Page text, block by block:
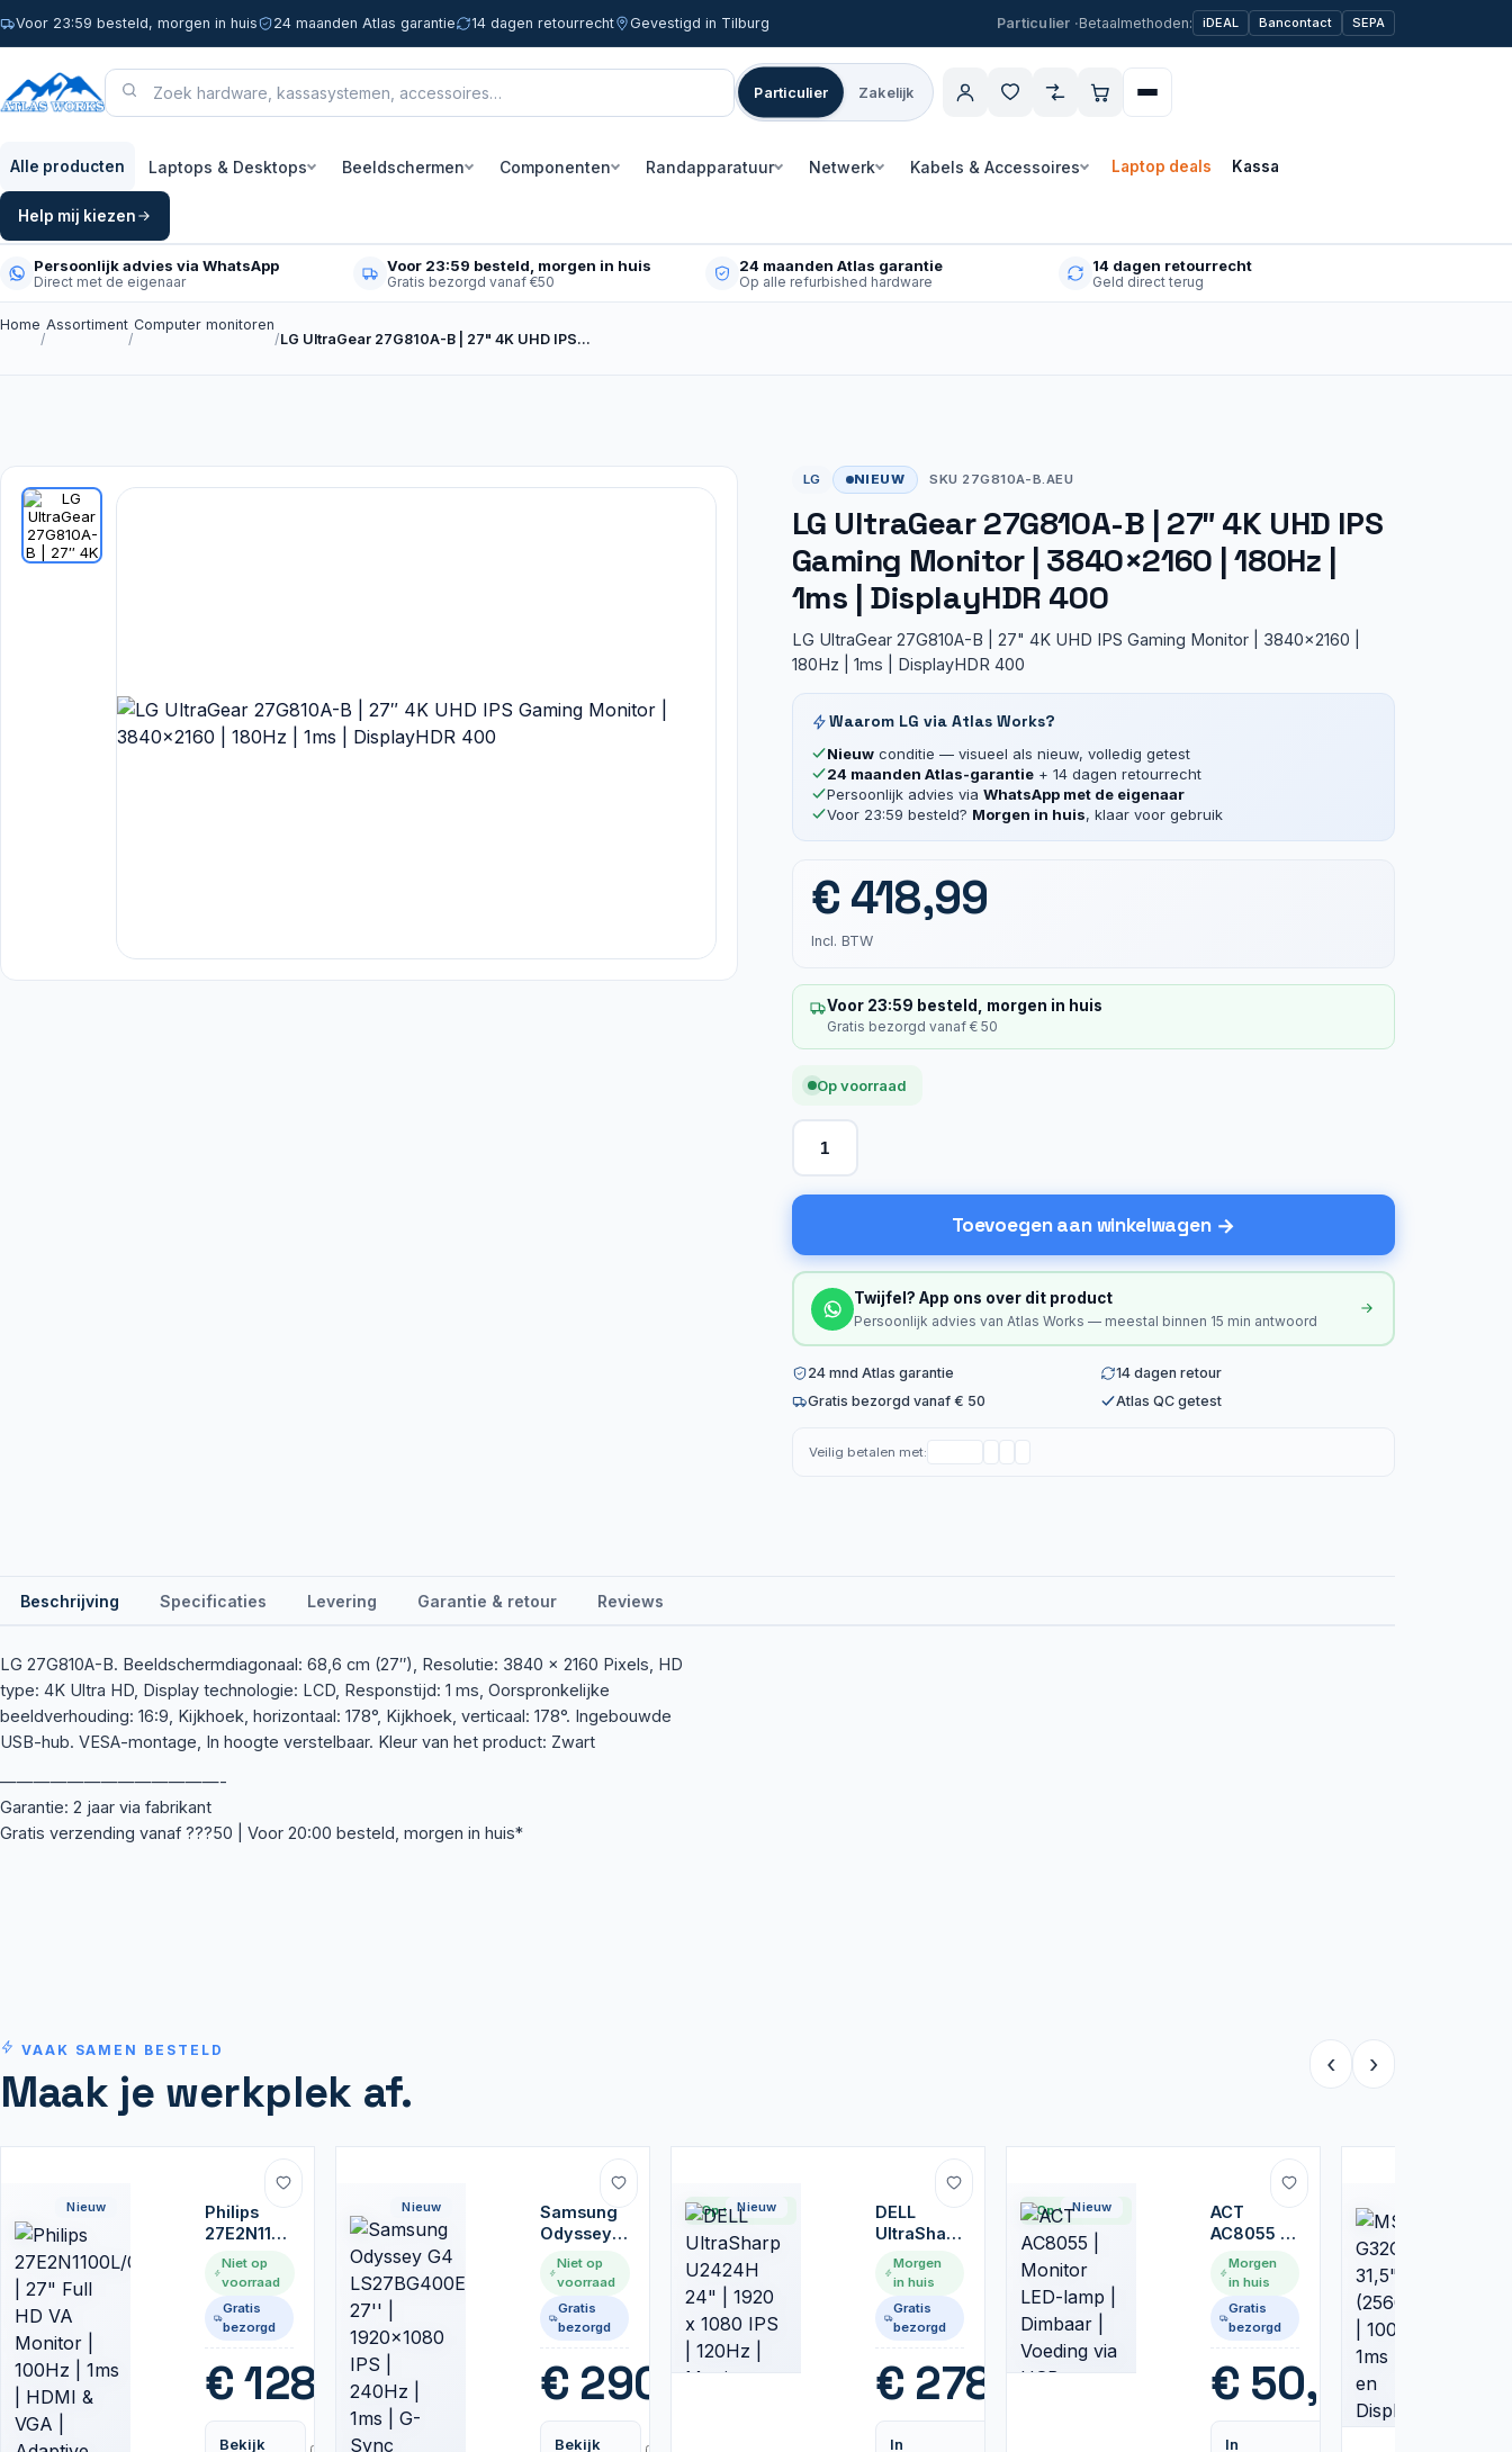
Voor 23:59 besteld, morgen in huis 24 maanden Atlas garantie 14 dagen retourrecht Gevestigd in Tilburg Betaalmethoden: iDEAL Bancontact SEPA
Particulier Zakelijk
Alle producten Laptops & Desktops Beeldschermen Componenten Randapparatuur Netwerk Kabels & Accessoires Laptop deals Kassa
Help mij kiezen
Persoonlijk advies via WhatsApp
Direct met de eigenaar
Voor 23:59 besteld, morgen in huis
Gratis bezorgd vanaf €50
24 maanden Atlas garantie
Op alle refurbished hardware
14 dagen retourrecht
Geld direct terug
Home
/
Assortiment
/
Computer monitoren
/LG UltraGear 27G810A-B | 27" 4K UHD IPS…
LG NIEUW SKU 27G810A-B.AEU
LG UltraGear 27G810A-B | 27″ 4K UHD IPS
Gaming Monitor | 3840×2160 | 180Hz |
1ms | DisplayHDR 400
LG UltraGear 27G810A-B | 27" 4K UHD IPS Gaming Monitor | 3840x2160 |
180Hz | 1ms | DisplayHDR 400
Waarom LG via Atlas Works?
Nieuwconditie — visueel als nieuw, volledig getest
24 maanden Atlas-garantie+ 14 dagen retourrecht
Persoonlijk advies via WhatsApp met de eigenaar
Voor 23:59 besteld? Morgen in huis, klaar voor gebruik
€ 418,99
Incl. BTW
Voor 23:59 besteld, morgen in huis
Gratis bezorgd vanaf € 50
Op voorraad
Toevoegen aan winkelwagen
Twijfel? App ons over dit product
Persoonlijk advies van Atlas Works — meestal binnen 15 min antwoord
24 mnd Atlas garantie
14 dagen retour
Gratis bezorgd vanaf € 50
Atlas QC getest
Veilig betalen met:
Beschrijving Specificaties Levering Garantie & retour Reviews
LG 27G810A-B. Beeldschermdiagonaal: 68,6 cm (27″), Resolutie: 3840 x 2160 Pixels, HD
type: 4K Ultra HD, Display technologie: LCD, Responstijd: 1 ms, Oorspronkelijke
beeldverhouding: 16:9, Kijkhoek, horizontaal: 178°, Kijkhoek, verticaal: 178°. Ingebouwde
USB-hub. VESA-montage, In hoogte verstelbaar. Kleur van het product: Zwart
—————————————-
Garantie: 2 jaar via fabrikant
Gratis verzending vanaf ???50 | Voor 20:00 besteld, morgen in huis*
VAAK SAMEN BESTELD
Maak je werkplek af.
‹ ›
Nieuw
Philips
27E2N1100L/00
| 27" Full
HD VA
100Hz |
HDMI &
VGA |
Adaptive
Sync |
LowBlue
Niet op
voorraad
Gratis
bezorgd
€128,99
Bekijk
Nieuw
Samsung
Odyssey
G4
LS27BG400EU
1920x1080
240Hz |
1ms | G-
Sync
Compatible
| Gaming
Niet op
voorraad
Gratis
bezorgd
€ 290,99
Bekijk
Op voorraad
Nieuw
DELL
UltraSharp
U2424H
24" | 1920
| 120Hz |
Monitor
Morgen
in huis
Gratis
bezorgd
€ 278,99
In
Op voorraad
Nieuw
ACT
AC8055 |
Monitor
LED-lamp
| Voeding
via USB
Morgen
in huis
Gratis
bezorgd
€ 50,95
In